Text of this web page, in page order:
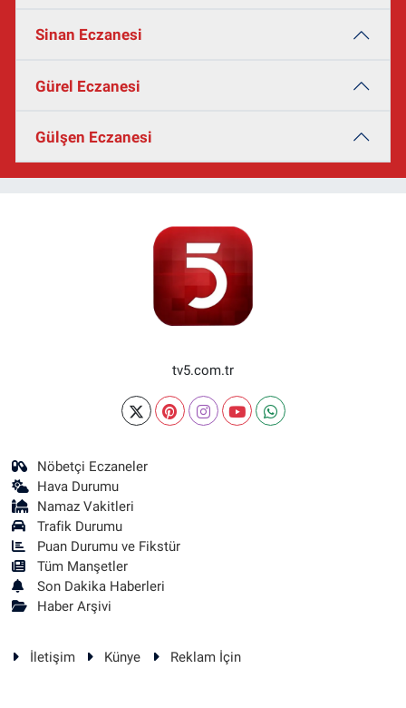
Sinan Eczanesi
Gürel Eczanesi
Gülşen Eczanesi
tv5.com.tr
Nöbetçi Eczaneler
Hava Durumu
Namaz Vakitleri
Trafik Durumu
Puan Durumu ve Fikstür
Tüm Manşetler
Son Dakika Haberleri
Haber Arşivi
İletişim Künye Reklam İçin